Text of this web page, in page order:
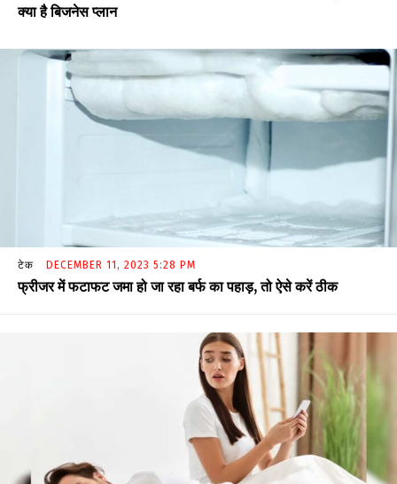
क्या है बिजनेस प्लान
टेक DECEMBER 11, 2023 5:28 PM
फ्रीजर में फटाफट जमा हो जा रहा बर्फ का पहाड़, तो ऐसे करें ठीक